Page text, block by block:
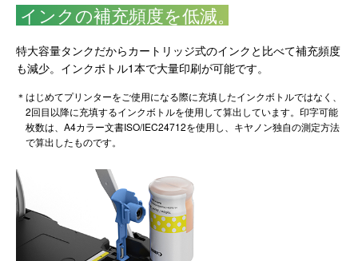
インクの補充頻度を低減。
特大容量タンクだからカートリッジ式のインクと比べて補充頻度
も減少。インクボトル1本で大量印刷が可能です。
＊はじめてプリンターをご使用になる際に充填したインクボトルではなく、
2回目以降に充填するインクボトルを使用して算出しています。印字可能
枚数は、A4カラー文書ISO/IEC24712を使用し、キヤノン独自の測定方法
で算出したものです。